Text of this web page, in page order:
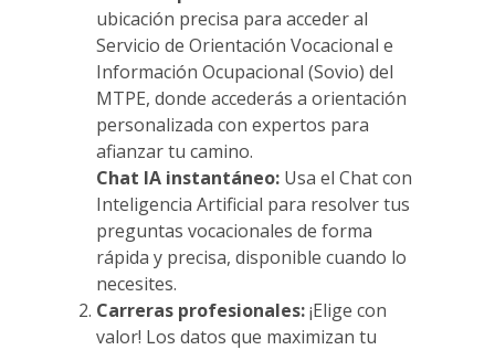
ubicación precisa para acceder al
Servicio de Orientación Vocacional e
Información Ocupacional (Sovio) del
MTPE, donde accederás a orientación
personalizada con expertos para
afianzar tu camino.
Chat IA instantáneo: Usa el Chat con
Inteligencia Artificial para resolver tus
preguntas vocacionales de forma
rápida y precisa, disponible cuando lo
necesites.
Carreras profesionales:¡Elige con
valor! Los datos que maximizan tu